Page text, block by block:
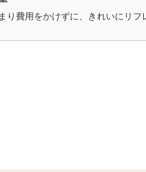
り費用をかけずに、きれいにリフ